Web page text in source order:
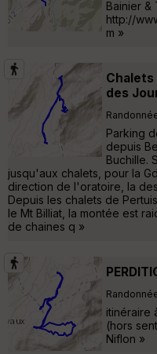
Bainier &
http://
m »
Chalets
des
Parking
depuis
Buchille.
jusqu'aux chalets, pour la
direction de l'oratoire, la
Depuis les chalets de
le Mt Billiat, la montée est
de chaines q »
itinéraire
(hors
Niflon »